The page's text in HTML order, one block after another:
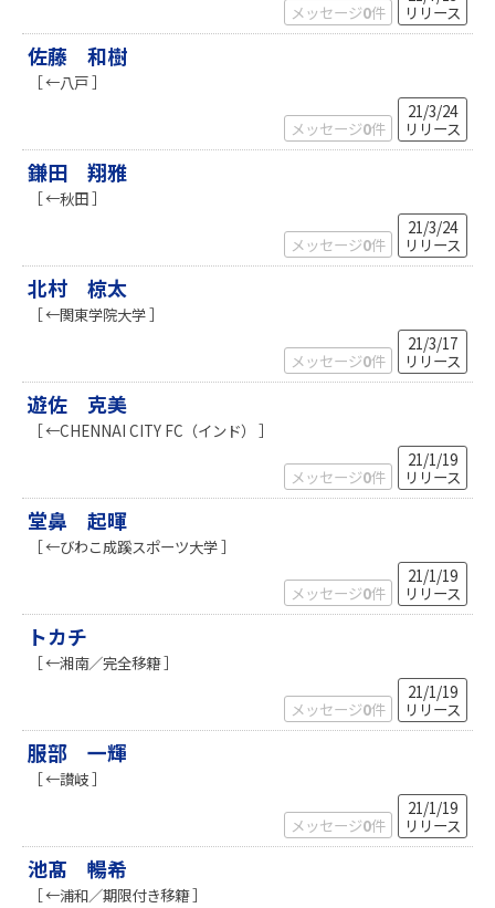
メッセージ0件
リリース
佐藤 和樹
［ ←八戸 ］
メッセージ0件
21/3/24
リリース
鎌田 翔雅
［ ←秋田 ］
メッセージ0件
21/3/24
リリース
北村 椋太
［ ←関東学院大学 ］
メッセージ0件
21/3/17
リリース
遊佐 克美
［ ←CHENNAI CITY FC（インド） ］
メッセージ0件
21/1/19
リリース
堂鼻 起暉
［ ←びわこ成蹊スポーツ大学 ］
メッセージ0件
21/1/19
リリース
トカチ
［ ←湘南／完全移籍 ］
メッセージ0件
21/1/19
リリース
服部 一輝
［ ←讃岐 ］
メッセージ0件
21/1/19
リリース
池髙 暢希
［ ←浦和／期限付き移籍 ］